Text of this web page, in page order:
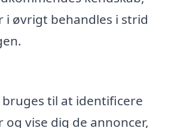
i øvrigt behandles i strid
til at identificere
vise dig de annoncer,